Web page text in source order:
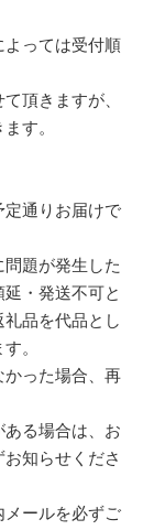
っては受付順
頂きますが、
す。
定通りお届けで
題が発生した
・発送不可と
品を代品とし
。
かった場合、再
る場合は、お
知らせくださ
メールを必ずご